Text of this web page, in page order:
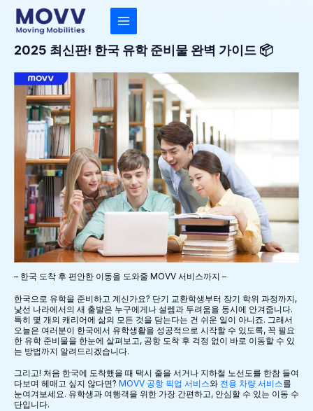
MAIN
MENU
2025 최신판! 한국 유학 준비물 완벽 가이드 📦
– 한국 도착 후 편안한 이동을 도와줄 MOVV 서비스까지 –
한국으로 유학을 준비하고 계신가요? 단기 교환학생부터 장기 학위 과정까지,
낯선 나라에서의 새 출발은 누구에게나 설렘과 두려움을 동시에 안겨줍니다.
특히 몇 개의 캐리어에 삶의 모든 것을 담는다는 건 쉬운 일이 아니죠. 그래서
오늘은 여러분이 한국에서 유학생활을 성공적으로 시작할 수 있도록, 꼭 필요
한 유학 준비물을 한눈에 살펴보고, 공항 도착 후 걱정 없이 바로 이동할 수 있
는 방법까지 알려드리겠습니다.
그리고! 처음 한국에 도착했을 때 택시 줄을 서거나 지하철 노선도를 한참 들여
다보며 헤매고 싶지 않다면? MOVV 공항 픽업 서비스와 전용 차량 서비스를
눈여겨보세요. 유학생과 여행객을 위한 가장 간편하고, 안심할 수 있는 이동 수
단입니다.